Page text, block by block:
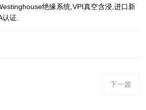
绝缘系统,VPI真空含浸,进口新
证.
下一篇